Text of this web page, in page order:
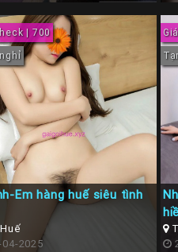
| 700
Em hàng huế siêu tình
04-2025